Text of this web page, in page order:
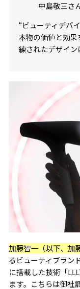
中島敬三さ
“ビューティデバ
本物の価値と効
練されたデザイ
加藤智一（以下、加藤
るビューティブラン
に搭載した技術「
ます。こちらは御社